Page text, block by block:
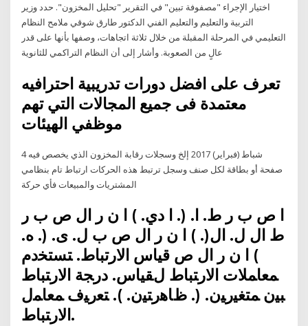
اختيار الإجراء "مصفوفة تبين" في التقرير "تحليل المخزون". حدد وزير
التربية والتعليم والتعليم الفني الدكتور طارق شوقي ملامح النظام
التعليمي في المرحلة المقبلة من خلال ثلاثة اتجاهات، وصفها بأنها على قدر
عالٍ من الصعوبة. وأشار إلى أن النظام التراكمي للثانوية
تعرف على افضل دورات تدريبية احترافيه
معتمدة فى جميع المجالات التي تهم
موظفي الهيئات
4 شباط (فبراير) 2017 إلخ وسجلات رقابة المخزون الذي يخصص فيه
صفحة أو بطاقة لكل صنف وسجل ترتبط هذه الحركات ارتباط تام بنظامي
ا ص ﺏ ر ط. ا. (. ا دي. ) ا ﻥ ر اﻝ ص ﺏ ر
ط اﻝ ﻝ. اﻝ(. ) ا ﻥ ر اﻝ ص ﺏ ل. ی. (. ه.
) ا ﻥ ر اﻝ ص ﻗﻴﺎﺱ ﺍﻻﺭﺗﺒﺎﻁ. ﺘﺴﺘﺨﺩﻡ
ﻤﻌﺎﻤﻼﺕ ﺍﻻﺭﺘﺒﺎﻁ ﻝﻘﻴﺎﺱ. ﺩﺭﺠﺔ ﺍﻻﺭﺘﺒﺎﻁ
ﺒﻴﻥ ﻤﺘﻐﻴﺭﻴﻥ. (. ﻅﺎﻫﺭﺘﻴﻥ. ). ﺘﻌﺭﻴﻑ ﻤﻌﺎﻤل
ﺍﻻﺭﺘﺒﺎﻁ.